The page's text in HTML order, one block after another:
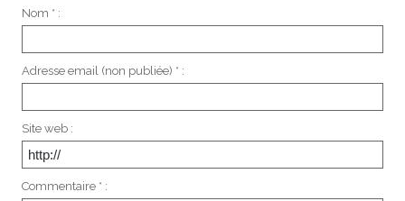
Nom * :
Adresse email (non publiée) * :
Site web :
Commentaire * :